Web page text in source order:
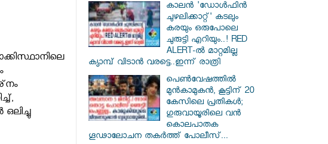
കാലൻ 'ഡോൾഫിൻ
ചുഴലിക്കാറ്റ്' കടലും
കരയും ഒരുപോലെ
ചുരുട്ടി എറിയും..! RED
ALERT-ൽ മാറ്റമില്ല
ക്യാമ്പ് വിടാൻ വരട്ടെ..ഇന്ന് രാത്രി
പെൺവേഷത്തിൽ
മുൻകാമുകൻ, കൂട്ടിന് 20
കേസിലെ പ്രതികൾ;
ഗുരുവായൂരിലെ വൻ
കൊലപാതക
ഗൂഢാലോചന തകർത്ത് പോലീസ്...